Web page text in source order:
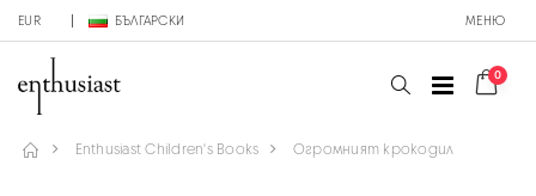
EUR БЪЛГАРСКИ МЕНЮ
0
Enthusiast Children's Books Огромният крокодил